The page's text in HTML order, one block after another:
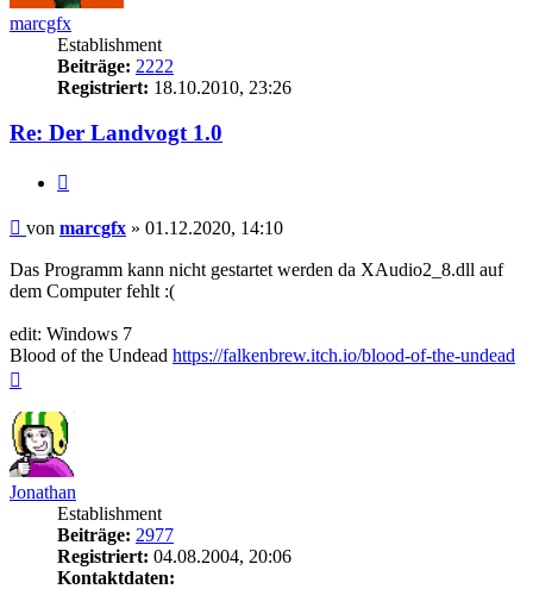
marcgfx
Establishment
Beiträge: 2222
Registriert: 18.10.2010, 23:26
Re: Der Landvogt 1.0
Beitrag
von marcgfx » 01.12.2020, 14:10
Das Programm kann nicht gestartet werden da XAudio2_8.dll auf
dem Computer fehlt :(
edit: Windows 7
Blood of the Undead https://falkenbrew.itch.io/blood-of-the-undead
Jonathan
Establishment
Beiträge: 2977
Registriert: 04.08.2004, 20:06
Kontaktdaten: